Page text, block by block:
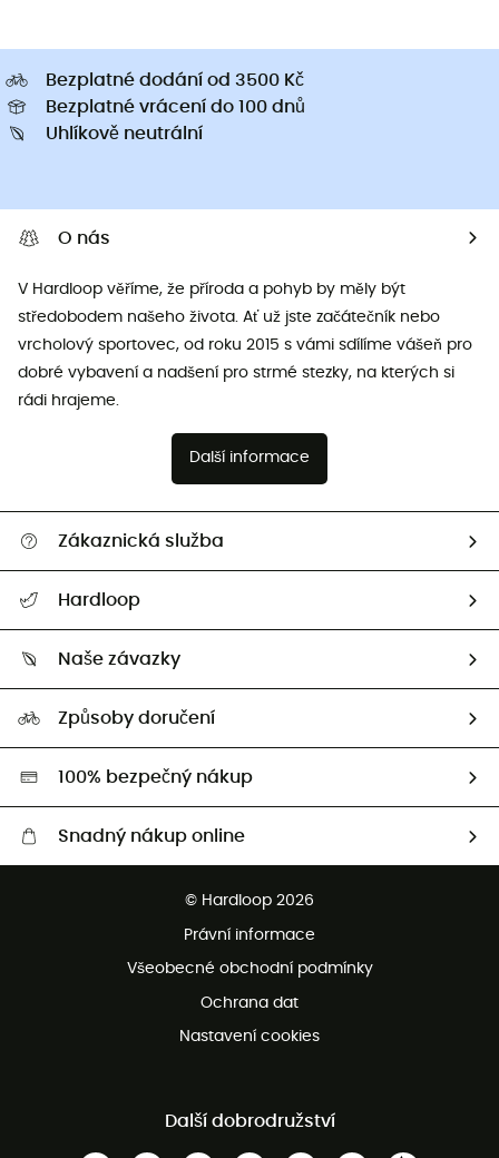
Bezplatné dodání od 3500 Kč
Bezplatné vrácení do 100 dnů
Uhlíkově neutrální
O nás
V Hardloop věříme, že příroda a pohyb by měly být
středobodem našeho života. Ať už jste začátečník nebo
vrcholový sportovec, od roku 2015 s vámi sdílíme vášeň pro
dobré vybavení a nadšení pro strmé stezky, na kterých si
rádi hrajeme.
Další informace
Zákaznická služba
Vrácení zboží a peněz
Hardloop
Naši Ambasadoři
Naše závazky
Second hand
HardGreen
Způsoby doručení
100% bezpečný nákup
Snadný nákup online
Bezplatné vrácení do 100 dnů
Bezplatná zákaznická služba
© Hardloop 2026
Právní informace
Všeobecné obchodní podmínky
Ochrana dat
Nastavení cookies
Další dobrodružství